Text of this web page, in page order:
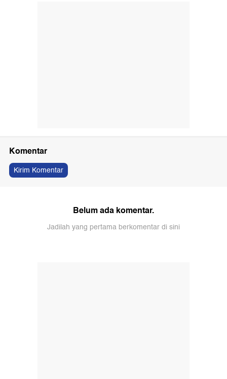
Komentar
Kirim Komentar
Belum ada komentar.
Jadilah yang pertama berkomentar di sini